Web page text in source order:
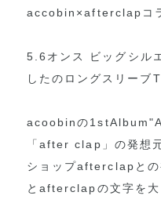
accobin×afterclapコ
5.6オンス ビッグシル
したのロングスリーブ
acoobinの
「after clap」の発想
ショップafterclapと
とafterclapの文字を